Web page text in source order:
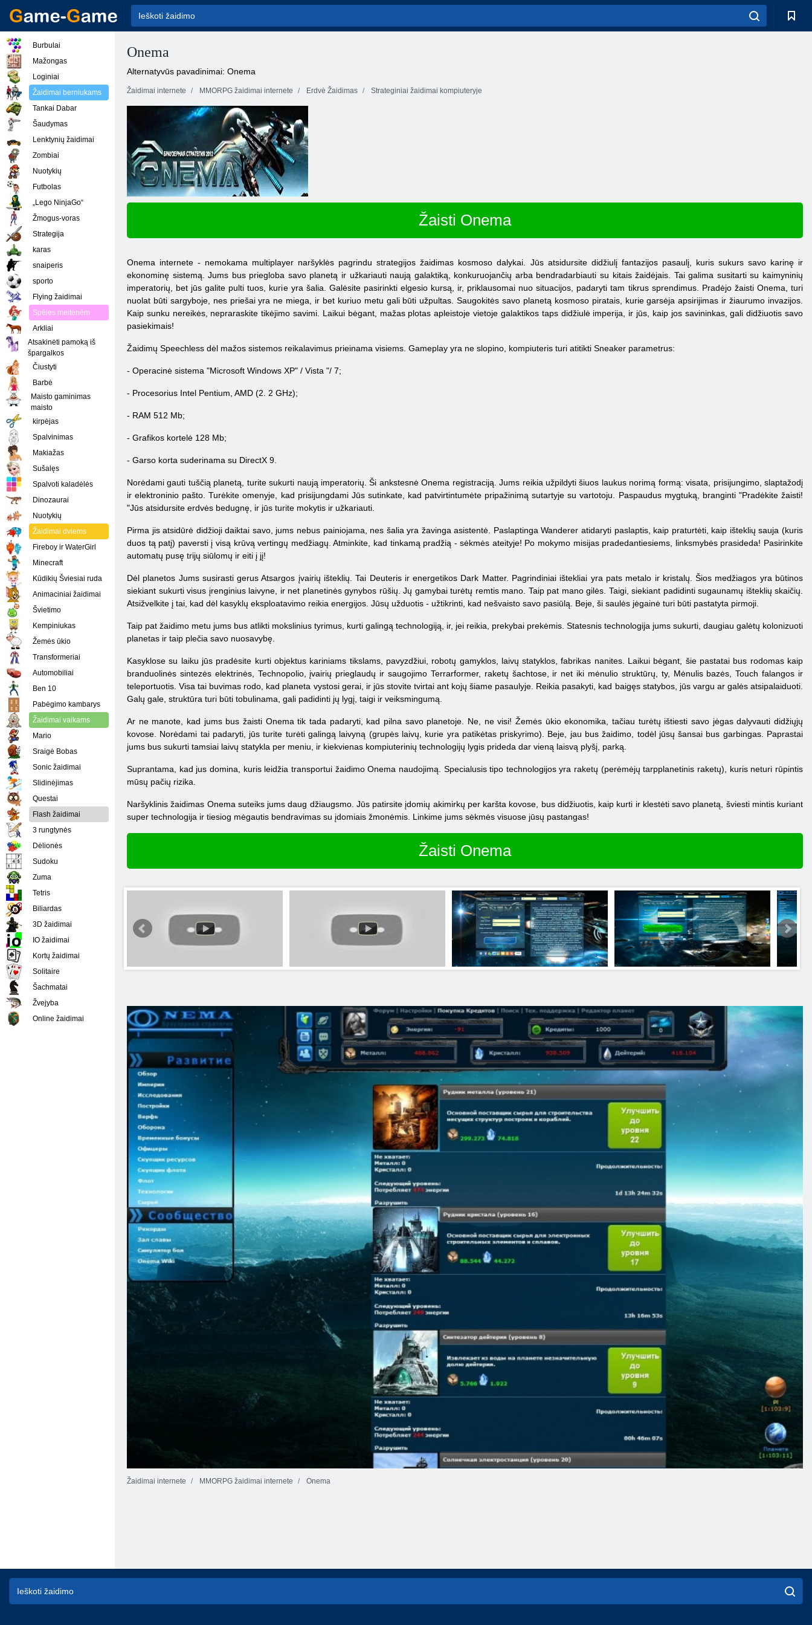
Onema
Alternatyvūs pavadinimai: Onema
Žaidimai internete MMORPG žaidimai internete Erdvė Žaidimas Strateginiai žaidimai kompiuteryje
Žaisti Onema
Onema internete - nemokama multiplayer naršyklės pagrindu strategijos žaidimas kosmoso dalykai. Jūs atsidursite didžiulį fantazijos pasaulį, kuris sukurs savo karinę ir
ekonominę sistemą. Jums bus priegloba savo planetą ir užkariauti naują galaktiką, konkuruojančių arba bendradarbiauti su kitais žaidėjais. Tai galima susitarti su kaimyninių
imperatorių, bet jūs galite pulti tuos, kurie yra šalia. Galėsite pasirinkti elgesio kursą, ir, priklausomai nuo situacijos, padaryti tam tikrus sprendimus. Pradėjo žaisti Onema, turi
nuolat būti sargyboje, nes priešai yra ne miega, ir bet kuriuo metu gali būti užpultas. Saugokitės savo planetą kosmoso piratais, kurie garsėja apsirijimas ir žiaurumo invazijos.
Kaip sunku nereikės, nepraraskite tikėjimo savimi. Laikui bėgant, mažas plotas apleistoje vietoje galaktikos taps didžiulė imperija, ir jūs, kaip jos savininkas, gali didžiuotis savo
pasiekimais!
Žaidimų Speechless dėl mažos sistemos reikalavimus prieinama visiems. Gameplay yra ne slopino, kompiuteris turi atitikti Sneaker parametrus:
- Operacinė sistema "Microsoft Windows XP" / Vista "/ 7;
- Procesorius Intel Pentium, AMD (2. 2 GHz);
- RAM 512 Mb;
- Grafikos kortelė 128 Mb;
- Garso korta suderinama su DirectX 9.
Norėdami gauti tuščią planetą, turite sukurti naują imperatorių. Ši ankstesnė Onema registraciją. Jums reikia užpildyti šiuos laukus norimą formą: visata, prisijungimo, slaptažodį
ir elektroninio pašto. Turėkite omenyje, kad prisijungdami Jūs sutinkate, kad patvirtintumėte pripažinimą sutartyje su vartotoju. Paspaudus mygtuką, branginti "Pradėkite žaisti!
"Jūs atsidursite erdvės bedugnę, ir jūs turite mokytis ir užkariauti.
Pirma jis atsidūrė didžioji daiktai savo, jums nebus painiojama, nes šalia yra žavinga asistentė. Paslaptinga Wanderer atidaryti paslaptis, kaip praturtėti, kaip išteklių sauja (kuris
duos tą patį) paversti į visą krūvą vertingų medžiagų. Atminkite, kad tinkamą pradžią - sėkmės ateityje! Po mokymo misijas pradedantiesiems, linksmybės prasideda! Pasirinkite
automatų pusę trijų siūlomų ir eiti į jį!
Dėl planetos Jums susirasti gerus Atsargos įvairių išteklių. Tai Deuteris ir energetikos Dark Matter. Pagrindiniai ištekliai yra pats metalo ir kristalų. Šios medžiagos yra būtinos
siekiant sukurti visus įrenginius laivyne, ir net planetinės gynybos rūšių. Jų gamybai turėtų remtis mano. Taip pat mano gilės. Taigi, siekiant padidinti sugaunamų išteklių skaičių.
Atsižvelkite į tai, kad dėl kasyklų eksploatavimo reikia energijos. Jūsų užduotis - užtikrinti, kad nešvaisto savo pasiūlą. Beje, ši saulės jėgainė turi būti pastatyta pirmoji.
Taip pat žaidimo metu jums bus atlikti mokslinius tyrimus, kurti galingą technologiją, ir, jei reikia, prekybai prekėmis. Statesnis technologija jums sukurti, daugiau galėtų kolonizuoti
planetas ir taip plečia savo nuosavybę.
Kasyklose su laiku jūs pradėsite kurti objektus kariniams tikslams, pavyzdžiui, robotų gamyklos, laivų statyklos, fabrikas nanites. Laikui bėgant, šie pastatai bus rodomas kaip
branduolinės sintezės elektrinės, Technopolio, įvairių prieglaudų ir saugojimo Terrarformer, raketų šachtose, ir net iki mėnulio struktūrų, ty, Mėnulis bazės, Touch falangos ir
teleportuotis. Visa tai buvimas rodo, kad planeta vystosi gerai, ir jūs stovite tvirtai ant kojų šiame pasaulyje. Reikia pasakyti, kad baigęs statybos, jūs vargu ar galės atsipalaiduoti.
Galų gale, struktūra turi būti tobulinama, gali padidinti jų lygį, taigi ir veiksmingumą.
Ar ne manote, kad jums bus žaisti Onema tik tada padaryti, kad pilna savo planetoje. Ne, ne visi! Žemės ūkio ekonomika, tačiau turėtų ištiesti savo jėgas dalyvauti didžiųjų
kovose. Norėdami tai padaryti, jūs turite turėti galingą laivyną (grupės laivų, kurie yra patikėtas priskyrimo). Beje, jau bus žaidimo, todėl jūsų šansai bus garbingas. Paprastai
jums bus sukurti tamsiai laivų statykla per meniu, ir kiekvienas kompiuterinių technologijų lygis prideda dar vieną laisvą plyšį, parką.
Suprantama, kad jus domina, kuris leidžia transportui žaidimo Onema naudojimą. Specialusis tipo technologijos yra raketų (perėmėjų tarpplanetinis raketų), kuris neturi rūpintis
mūsų pačių rizika.
Naršyklinis žaidimas Onema suteiks jums daug džiaugsmo. Jūs patirsite įdomių akimirkų per karšta kovose, bus didžiuotis, kaip kurti ir klestėti savo planetą, šviesti mintis kuriant
super technologija ir tiesiog mėgautis bendravimas su įdomiais žmonėmis. Linkime jums sėkmės visuose jūsų pastangas!
Žaisti Onema
Žaidimai internete MMORPG žaidimai internete Onema
Burbulai
Mažongas
Loginiai
Žaidimai berniukams
Tankai Dabar
Šaudymas
Lenktynių žaidimai
Zombiai
Nuotykių
Futbolas
„Lego NinjaGo“
Žmogus-voras
Strategija
karas
snaiperis
sporto
Flying žaidimai
Spēles meitenēm
Arkliai
Atsakinėti pamoką iš
špargalkos
Čiustyti
Barbė
Maisto gaminimas
maisto
kirpėjas
Spalvinimas
Makiažas
Sušalęs
Spalvoti kaladėlės
Dinozaurai
Nuotykių
Žaidimai dviems
Fireboy ir WaterGirl
Minecraft
Kūdikių Šviesiai ruda
Animaciniai žaidimai
Švietimo
Kempiniukas
Žemės ūkio
Transformeriai
Automobiliai
Ben 10
Pabėgimo kambarys
Žaidimai vaikams
Mario
Sraigė Bobas
Sonic žaidimai
Slidinėjimas
Questai
Flash žaidimai
3 rungtynės
Dėlionės
Sudoku
Zuma
Tetris
Biliardas
3D žaidimai
IO žaidimai
Kortų žaidimai
Solitaire
Šachmatai
Žvejyba
Online žaidimai